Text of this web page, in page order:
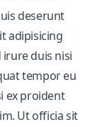
deserunt
adipisicing
duis nisi
tempor eu
ex proident
Ut officia sit